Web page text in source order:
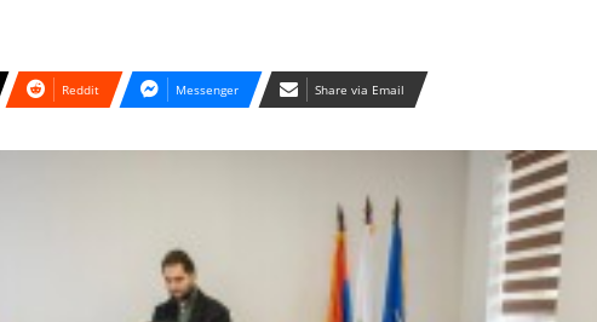
Reddit Messenger Share via Email